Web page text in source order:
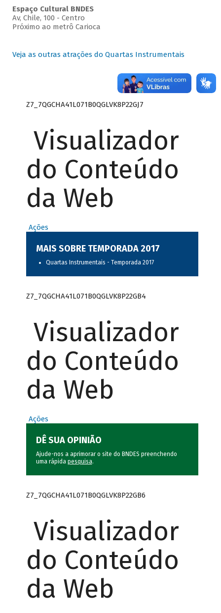
Espaço Cultural BNDES
Av, Chile, 100 - Centro
Próximo ao metrô Carioca
Veja as outras atrações do Quartas Instrumentais
Z7_7QGCHA41L071B0QGLVK8P22GJ7
Visualizador
do Conteúdo
da Web
Ações
MAIS SOBRE TEMPORADA 2017
Quartas Instrumentais - Temporada 2017
Z7_7QGCHA41L071B0QGLVK8P22GB4
Visualizador
do Conteúdo
da Web
Ações
DÊ SUA OPINIÃO
Ajude-nos a aprimorar o site do BNDES preenchendo
uma rápida pesquisa.
Z7_7QGCHA41L071B0QGLVK8P22GB6
Visualizador
do Conteúdo
da Web